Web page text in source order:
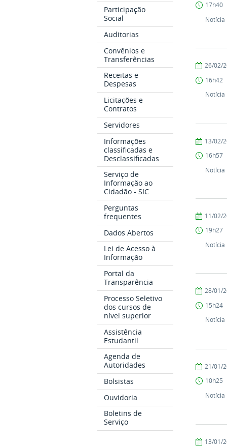
Participação
Social
Auditorias
Convênios e
Transferências
Receitas e
Despesas
Licitações e
Contratos
Servidores
Informações
classificadas e
Desclassificadas
Serviço de
Informação ao
Cidadão - SIC
Perguntas
frequentes
Dados Abertos
Lei de Acesso à
Informação
Portal da
Transparência
Processo Seletivo
dos cursos de
nível superior
Assistência
Estudantil
Agenda de
Autoridades
Bolsistas
Ouvidoria
Boletins de
Serviço
COARI17h40
Notícia
por
COARI
publicado
26/02/
16h42
Notícia
por
COARI
publicado
13/02/
16h57
Notícia
por
COARI
publicado
11/02/
19h27
Notícia
por
COARI
publicado
28/01/
15h24
Notícia
por
COARI
publicado
21/01/
10h25
Notícia
por
publicado
13/01/